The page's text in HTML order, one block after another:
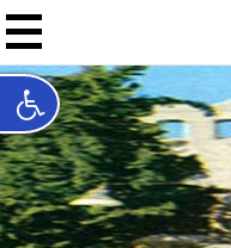
בעריכת אילן
אביב ותולדות ארץ ישראל -
עכשיו:052-7747748